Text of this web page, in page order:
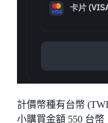
計價幣種有台幣
小購買金額 550 台幣